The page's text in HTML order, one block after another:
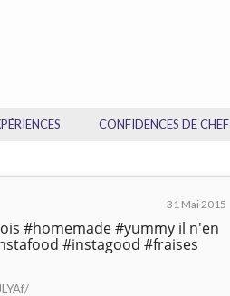
CONFIDENCES DE CHEF
31 Mai 2015
#homemade #yummy il n'en
#instagood #fraises